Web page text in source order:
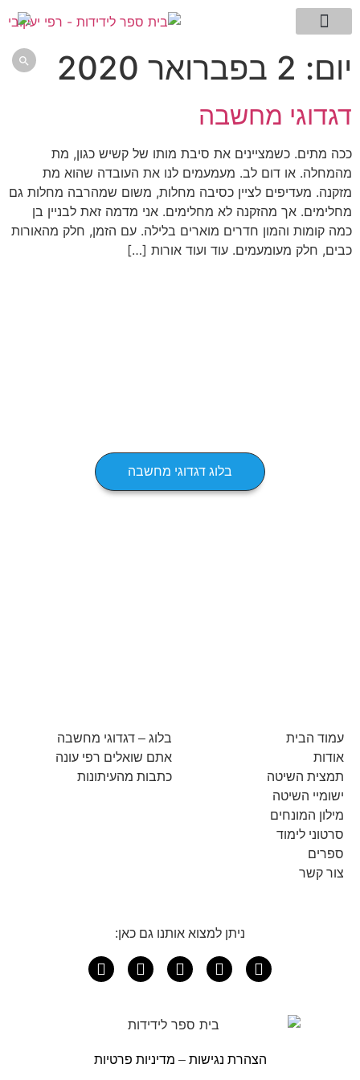
יום: 2 בפברואר 2020
דגדוגי מחשבה
ככה מתים. כשמציינים את סיבת מותו של קשיש כגון, מת
מהמחלה. או דום לב. מעמעמים לנו את העובדה שהוא מת
מזקנה. מעדיפים לציין כסיבה מחלות, משום שמהרבה מחלות גם
מחלימים. אך מהזקנה לא מחלימים. אני מדמה זאת לבניין בן
כמה קומות והמון חדרים מוארים בלילה. עם הזמן, חלק מהאורות
כבים, חלק מעומעמים. עוד ועוד אורות […]
בלוג דגדוגי מחשבה
עמוד הבית
אודות
תמצית השיטה
ישומיי השיטה
מילון המונחים
סרטוני לימוד
ספרים
צור קשר
בלוג – דגדוגי מחשבה
אתם שואלים רפי עונה
כתבות מהעיתונות
ניתן למצוא אותנו גם כאן:
הצהרת נגישות – מדיניות פרטיות
